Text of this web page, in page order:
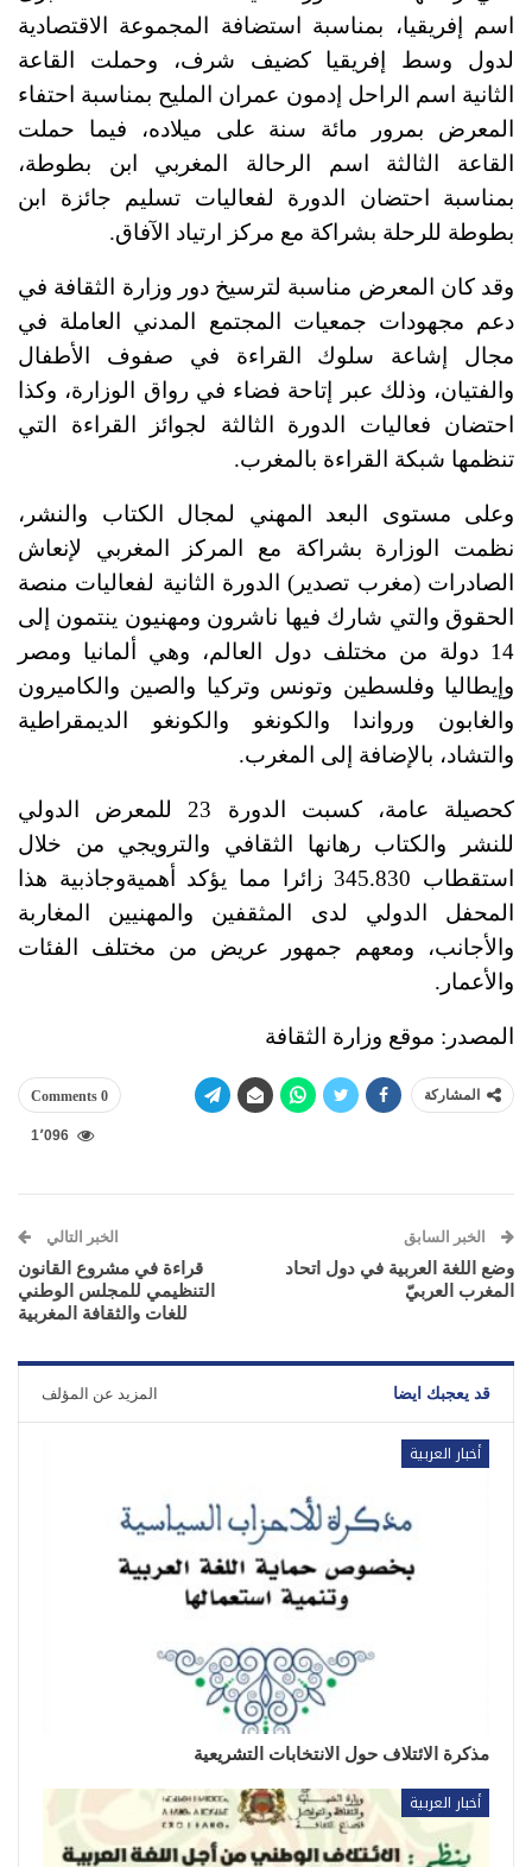
اسم إفريقيا، بمناسبة استضافة المجموعة الاقتصادية
لدول وسط إفريقيا كضيف شرف، وحملت القاعة
الثانية اسم الراحل إدمون عمران المليح بمناسبة احتفاء
المعرض بمرور مائة سنة على ميلاده، فيما حملت
القاعة الثالثة اسم الرحالة المغربي ابن بطوطة،
بمناسبة احتضان الدورة لفعاليات تسليم جائزة ابن
بطوطة للرحلة بشراكة مع مركز ارتياد الآفاق.
وقد كان المعرض مناسبة لترسيخ دور وزارة الثقافة في
دعم مجهودات جمعيات المجتمع المدني العاملة في
مجال إشاعة سلوك القراءة في صفوف الأطفال
والفتيان، وذلك عبر إتاحة فضاء في رواق الوزارة، وكذا
احتضان فعاليات الدورة الثالثة لجوائز القراءة التي
تنظمها شبكة القراءة بالمغرب.
وعلى مستوى البعد المهني لمجال الكتاب والنشر،
نظمت الوزارة بشراكة مع المركز المغربي لإنعاش
الصادرات (مغرب تصدير) الدورة الثانية لفعاليات منصة
الحقوق والتي شارك فيها ناشرون ومهنيون ينتمون إلى
14 دولة من مختلف دول العالم، وهي ألمانيا ومصر
وإيطاليا وفلسطين وتونس وتركيا والصين والكاميرون
والغابون ورواندا والكونغو والكونغو الديمقراطية
والتشاد، بالإضافة إلى المغرب.
كحصيلة عامة، كسبت الدورة 23 للمعرض الدولي
للنشر والكتاب رهانها الثقافي والترويجي من خلال
استقطاب 345.830 زائرا مما يؤكد أهميةوجاذبية هذا
المحفل الدولي لدى المثقفين والمهنيين المغاربة
والأجانب، ومعهم جمهور عريض من مختلف الفئات
والأعمار.
المصدر: موقع وزارة الثقافة
المشاركة 0 Comments
1٬096
الخبر السابق
وضع اللغة العربية في دول اتحاد
المغرب العربيّ
الخبر التالي
قراءة في مشروع القانون
التنظيمي للمجلس الوطني
للغات والثقافة المغربية
قد يعجبك ايضا المزيد عن المؤلف
أخبار العربية
مذكرة الائتلاف حول الانتخابات التشريعية
أخبار العربية